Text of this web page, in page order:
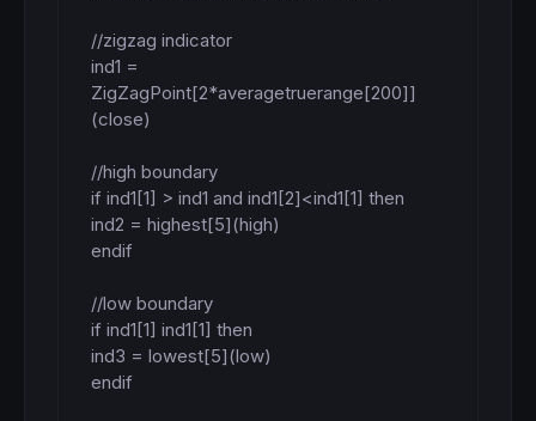
//zigzag indicator
ind1 =
ZigZagPoint[2*averagetruerange[200]]
(close)
//high boundary
if ind1[1] > ind1 and ind1[2]<ind1[1] then
ind2 = highest[5](high)
endif
//low boundary
if ind1[1] ind1[1] then
ind3 = lowest[5](low)
endif